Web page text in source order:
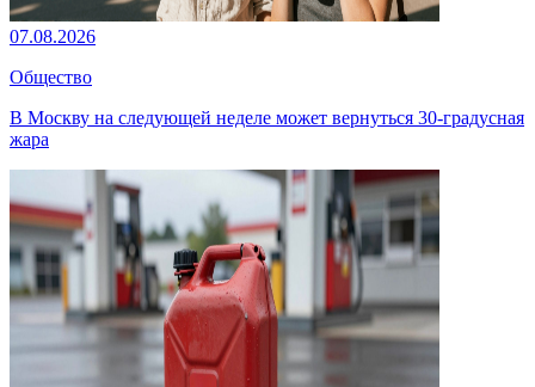
07.08.2026
Общество
В Москву на следующей неделе может вернуться 30-градусная
жара